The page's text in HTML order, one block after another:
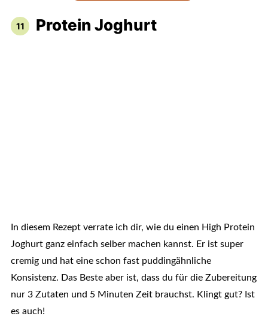
Protein Joghurt
In diesem Rezept verrate ich dir, wie du einen High Protein
Joghurt ganz einfach selber machen kannst. Er ist super
cremig und hat eine schon fast puddingähnliche
Konsistenz. Das Beste aber ist, dass du für die Zubereitung
nur 3 Zutaten und 5 Minuten Zeit brauchst. Klingt gut? Ist
es auch!